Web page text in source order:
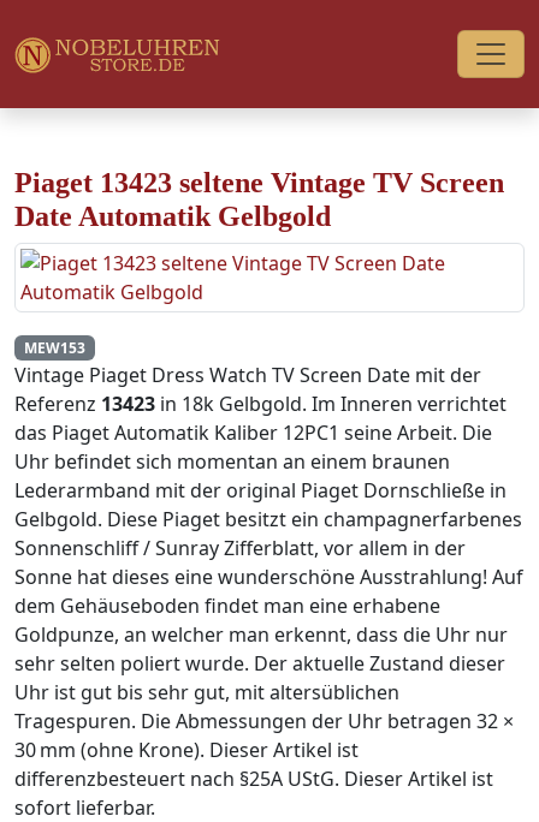
Piaget 13423 seltene Vintage TV Screen
Date Automatik Gelbgold
MEW153
Vintage Piaget Dress Watch TV Screen Date mit der
Referenz 13423 in 18k Gelbgold. Im Inneren verrichtet
das Piaget Automatik Kaliber 12PC1 seine Arbeit. Die
Uhr befindet sich momentan an einem braunen
Lederarmband mit der original Piaget Dornschließe in
Gelbgold. Diese Piaget besitzt ein champagnerfarbenes
Sonnenschliff / Sunray Zifferblatt, vor allem in der
Sonne hat dieses eine wunderschöne Ausstrahlung! Auf
dem Gehäuseboden findet man eine erhabene
Goldpunze, an welcher man erkennt, dass die Uhr nur
sehr selten poliert wurde. Der aktuelle Zustand dieser
Uhr ist gut bis sehr gut, mit altersüblichen
Tragespuren. Die Abmessungen der Uhr betragen 32 ×
30 mm (ohne Krone). Dieser Artikel ist
differenzbesteuert nach §25A UStG. Dieser Artikel ist
sofort lieferbar.